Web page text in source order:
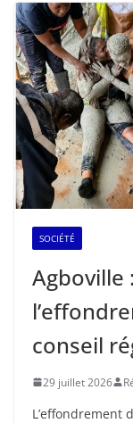
SOCIÉTÉ
Agboville
conseil
29 juillet 2026
L’effondrement